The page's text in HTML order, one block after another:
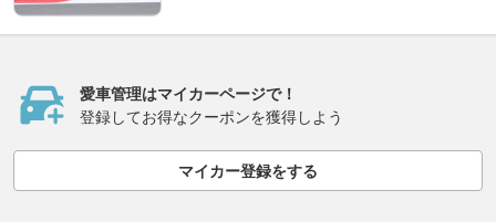
愛車管理はマイカーページで！
登録してお得なクーポンを獲得しよう
マイカー登録をする